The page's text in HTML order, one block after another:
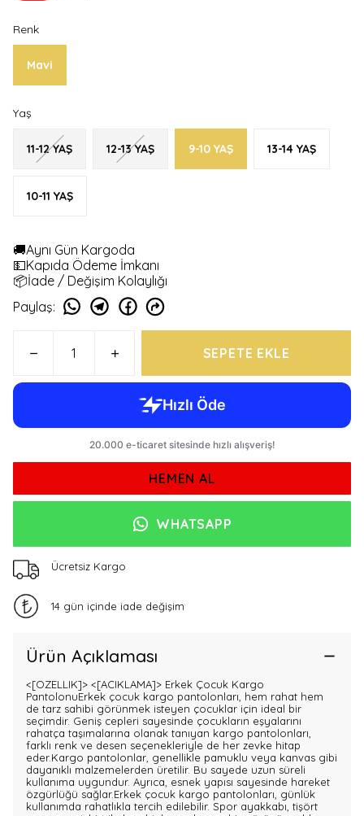
Renk
Mavi
Yaş
11-12 YAŞ 12-13 YAŞ 9-10 YAŞ 13-14 YAŞ
10-11 YAŞ
🚚Aynı Gün Kargoda
💵Kapıda Ödeme İmkanı
📦İade / Değişim Kolaylığı
Paylaş:
SEPETE EKLE
HEMEN AL
WHATSAPP
Ücretsiz Kargo
14 gün içinde iade değişim
Ürün Açıklaması
<[OZELLIK]> <[ACIKLAMA]> Erkek Çocuk Kargo
PantolonuErkek çocuk kargo pantolonları, hem rahat hem
de tarz sahibi görünmek isteyen çocuklar için ideal bir
seçimdir. Geniş cepleri sayesinde çocukların eşyalarını
rahatça taşımalarına olanak tanıyan kargo pantolonları,
farklı renk ve desen seçenekleriyle de her zevke hitap
eder.Kargo pantolonlar, genellikle pamuklu veya kanvas gibi
dayanıklı malzemelerden üretilir. Bu sayede uzun süreli
kullanıma uygundur. Ayrıca, esnek yapısı sayesinde hareket
özgürlüğü sağlar.Erkek çocuk kargo pantolonları, günlük
kullanımda rahatlıkla tercih edilebilir. Spor ayakkabı, tişört